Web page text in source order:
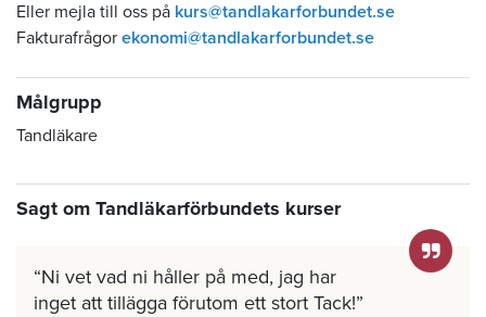
Eller mejla till oss på kurs@tandlakarforbundet.se
Fakturafrågor ekonomi@tandlakarforbundet.se
Målgrupp
Tandläkare
Sagt om Tandläkarförbundets kurser
Ni vet vad ni håller på med, jag har
inget att tillägga förutom ett stort Tack!